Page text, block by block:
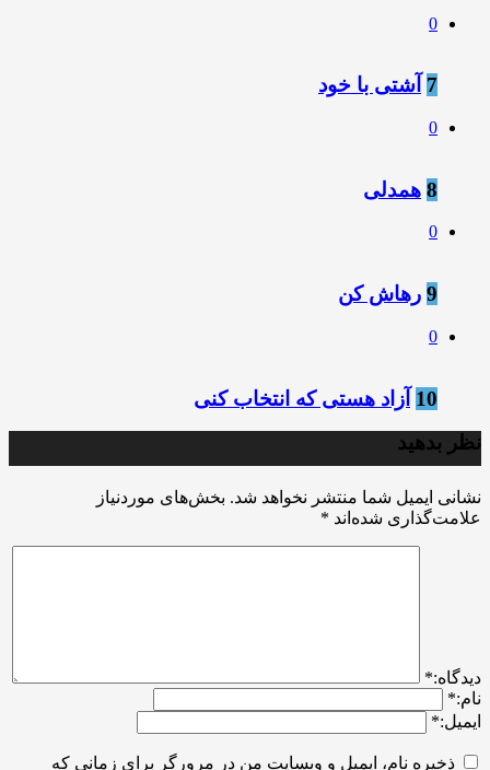
0
7 آشتی با خود
0
8 همدلی
0
9 رهاش کن
0
10 آزاد هستی که انتخاب کنی
نظر بدهید
نشانی ایمیل شما منتشر نخواهد شد. بخش‌های موردنیاز
علامت‌گذاری شده‌اند *
ديدگاه:*
نام:*
ایمیل:*
ذخیره نام، ایمیل و وبسایت من در مرورگر برای زمانی که